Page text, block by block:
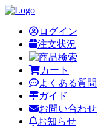
ログイン
注文状況
商品検索
カート
よくある質問
ガイド
お問い合わせ
お知らせ